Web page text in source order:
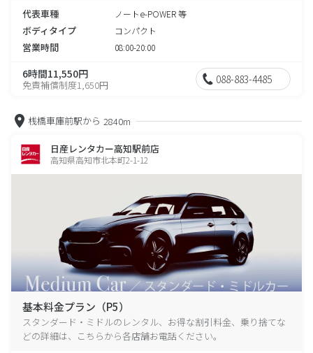
代表車種 ノートe-POWER 等
ボディタイプ コンパクト
営業時間 08:00-20:00
6時間11,550円
免責補償制度1,650円 088-883-4485
桟橋車庫前駅から 2840m
日産レンタカー高知駅前店
高知県高知市北本町2-1-12
基本料金プラン（P5）
スタンダード・ミドルのレンタル、お得な割引料金、乗り捨てな
どの詳細は、こちらから各店舗お電話ください。